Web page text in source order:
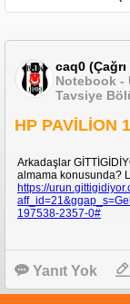
caq0
Notebook -
Tavsiye
HP PAVİLİON
Arkadaşlar
almama konusunda?
https://
197538-2357-0#
Yanıt Yok